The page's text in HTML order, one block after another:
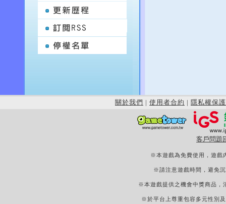
關於我們 | 使用者合約 | 隱私權保護
客戶問題
※本遊戲為免費使用，遊戲
※請注意遊戲時間，避免
※本遊戲提供之機會中獎商品，
※於平台上尊重包容多元性別